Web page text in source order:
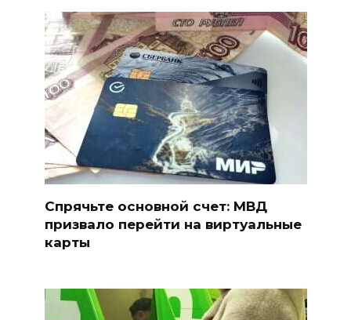
Спрячьте основной счет: МВД
призвало перейти на виртуальные
карты